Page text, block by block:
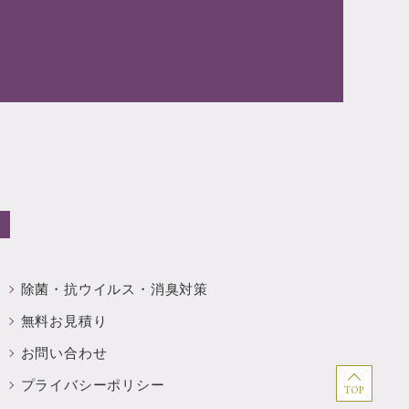
TOP
除菌・抗ウイルス・ 消臭対策
無料お見積り
お問い合わせ
プライバシーポリシー